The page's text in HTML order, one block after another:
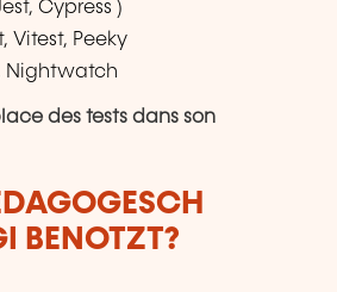
Cypress )
Vitest, Peeky
Nightwatch
des tests dans son
BENOTZT?